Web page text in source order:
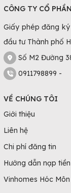
CÔNG TY CỔ
Giấy phép đăng ký
đầu tư Thành phố
Số M2 Đường
0911798899 -
VỀ CHÚNG TÔI
Giới thiệu
Liên hệ
Chi phí đăng tin
Hướng dẫn nạp tiền
Vinhomes Hóc Môn